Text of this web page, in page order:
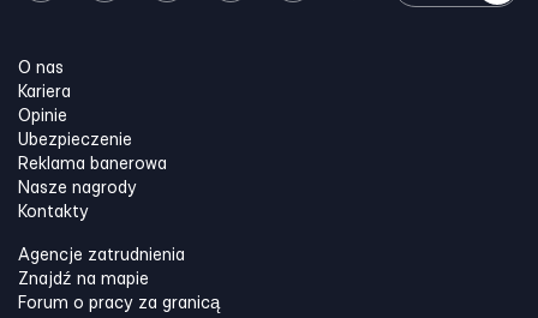
O nas
Kariera
Opinie
Ubezpieczenie
Reklama banerowa
Nasze nagrody
Kontakty
Agencje zatrudnienia
Znajdź na mapie
Forum o pracy za granicą